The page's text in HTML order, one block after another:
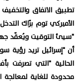
تطبيق الاتفاق
الأميركي توم برّاك
"سيئ التوقيت ويُعقّد
أن "إسرائيل تريد رؤية
الحالية "التي تصرفت
محدودة للغاية لمعالجة